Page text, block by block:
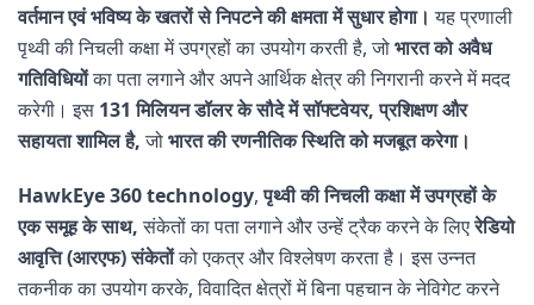
वर्तमान एवं भविष्य के खतरों से निपटने की क्षमता में सुधार होगा। यह प्रणाली
पृथ्वी की निचली कक्षा में उपग्रहों का उपयोग करती है, जोभारत को अवैध
गतिविधियोंका पता लगाने और अपने आर्थिक क्षेत्र की निगरानी करने में मदद
करेगी। इस 131 मिलियन डॉलर के सौदे में सॉफ्टवेयर, प्रशिक्षण और
सहायता शामिल है,जोभारत की रणनीतिक स्थिति को मजबूत करेगा।
HawkEye 360​​technology,पृथ्वी की निचली कक्षामें उपग्रहों के
एक समूह के साथ,संकेतों का पता लगाने और उन्हें ट्रैक करने के लिएरेडियो
आवृत्ति (आरएफ) संकेतोंको एकत्र और विश्लेषण करता है। इस उन्नत
तकनीक का उपयोग करके, विवादित क्षेत्रों में बिना पहचान के नेविगेट करने